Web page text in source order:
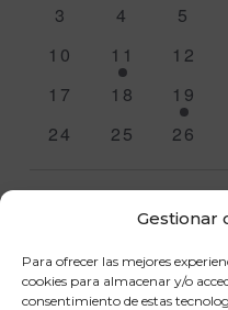
Gestionar
Para ofrecer las mejores
cookies para almacenar y/o
consentimiento de estas
0
3
0
4
0
5
0
eventos
10
1
evento
11
012
017
0
eventos
18
1
evento
19
0
24
0
25
0
26
SUSCRIBIRSE